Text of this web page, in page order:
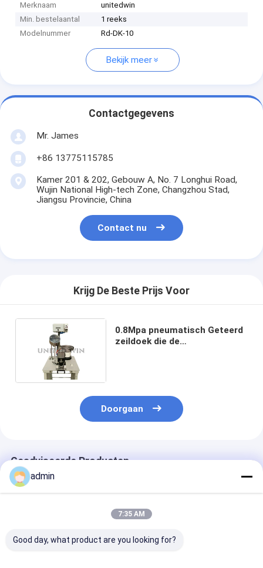
Merknaam
unitedwin
Min. bestelaantal
1 reeks
Modelnummer
Rd-DK-10
Bekijk meer
Contactgegevens
Mr. James
+86 13775115785
Kamer 201 & 202, Gebouw A, No. 7 Longhui Road,
Wujin National High-tech Zone, Changzhou Stad,
Jiangsu Provincie, China
Contact nu
Krijg De Beste Prijs Voor
0.8Mpa pneumatisch Geteerd
zeildoek die de
Doorgaan
Geadviseerde Producten
admin
7:35 AM
Good day, what product are you looking for?